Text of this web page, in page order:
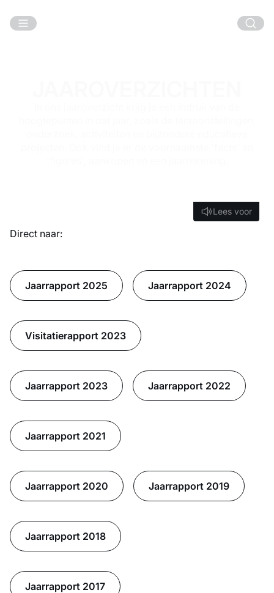
Lees voor
Lees voor
Direct naar:
Jaarrapport 2025 Jaarrapport 2024
Visitatierapport 2023
Jaarrapport 2023 Jaarrapport 2022
Jaarrapport 2021
Jaarrapport 2020 Jaarrapport 2019
Jaarrapport 2018
Jaarrapport 2017